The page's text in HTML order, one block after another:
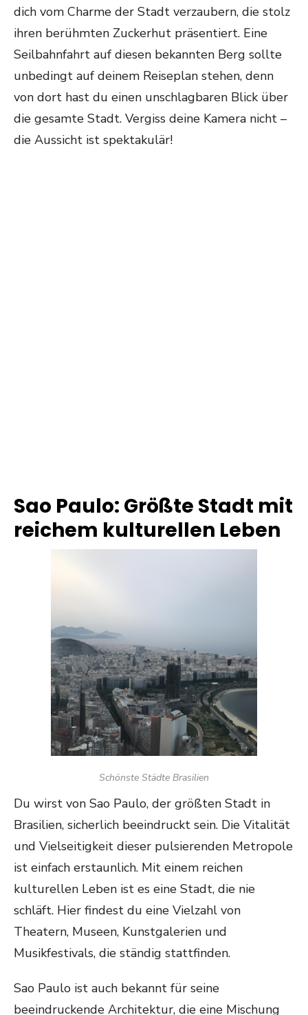
dich vom Charme der Stadt verzaubern, die stolz
ihren berühmten Zuckerhut präsentiert. Eine
Seilbahnfahrt auf diesen bekannten Berg sollte
unbedingt auf deinem Reiseplan stehen, denn
von dort hast du einen unschlagbaren Blick über
die gesamte Stadt. Vergiss deine Kamera nicht –
die Aussicht ist spektakulär!
Sao Paulo: Größte Stadt mit
reichem kulturellen Leben
Schönste Städte Brasilien
Du wirst von Sao Paulo, der größten Stadt in
Brasilien, sicherlich beeindruckt sein. Die Vitalität
und Vielseitigkeit dieser pulsierenden Metropole
ist einfach erstaunlich. Mit einem reichen
kulturellen Leben ist es eine Stadt, die nie
schläft. Hier findest du eine Vielzahl von
Theatern, Museen, Kunstgalerien und
Musikfestivals, die ständig stattfinden.
Sao Paulo ist auch bekannt für seine
beeindruckende Architektur, die eine Mischung